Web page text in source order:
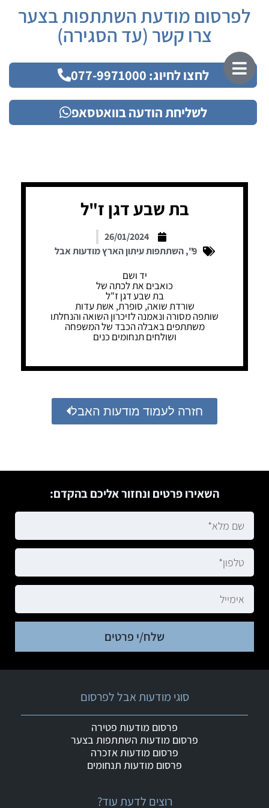
לפרסום מודעת השתתפות בצער
צרו קשר (עד הסגירה)
לחצו לחיוג: 077-9971000
לשליחת הודעה בוואטסאפ
בת שבע דגן ז"ל
26/01/2024
9"
,השתתפות עיתון הארץ מודעות אבל
יד ושם
כואבים את לכתה של
בת שבע דגן ז"ל
שורדת שואה, סופרת, אשת עדות
שותפה מסורה ונאמנה לזיכרון השואה והנחלתו
משתתפים באבלה הכבד של המשפחה
ושולחים תנחומים כנים
חזרה לעמוד מודעות האבל
השאירו פרטים ונחזור אליכם בהקדם:
שלח/י פרטים
רוצים לדעת עוד?
סוגי מודעות אבל לפרסום
פרסום מודעות פטירה
פרסום מודעות השתתפות בצער
פרסום מודעות אזכרה
פרסום מודעות תנחומים